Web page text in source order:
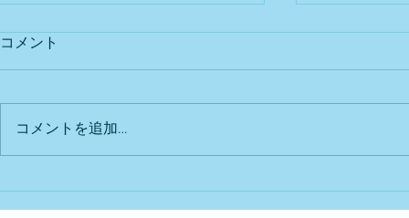
出店予定
コメント
コメントを追加…